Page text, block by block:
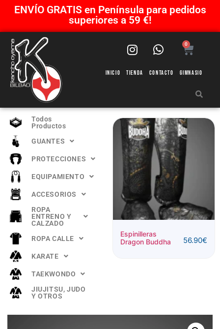
ENVÍO GRATIS en Península para pedidos
superiores a 59 €!
0
Inicio Tienda Contacto Gimnasio
Todos
Productos
GUANTES
PROTECCIONES
EQUIPAMIENTO
ACCESORIOS
ROPA
ENTRENO Y
CALZADO
ROPA CALLE
KARATE
TAEKWONDO
JIUJITSU, JUDO
Y OTROS
Espinillera
"TITANIUM"
Rosa
Espinilleras
Dragon Buddha
56.90€